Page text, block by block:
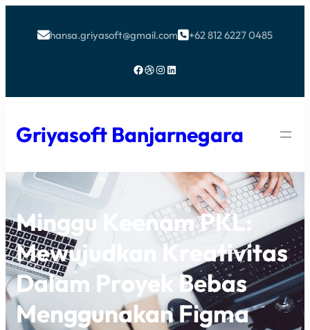
hansa.griyasoft@gmail.com+62 812 6227 0485
Facebook Dribbble Instagram LinkedIn
Griyasoft Banjarnegara
Minggu Keenam PKL:
Mewujudkan Kreativitas
Dalam Proyek Bebas
Menggunakan Figma